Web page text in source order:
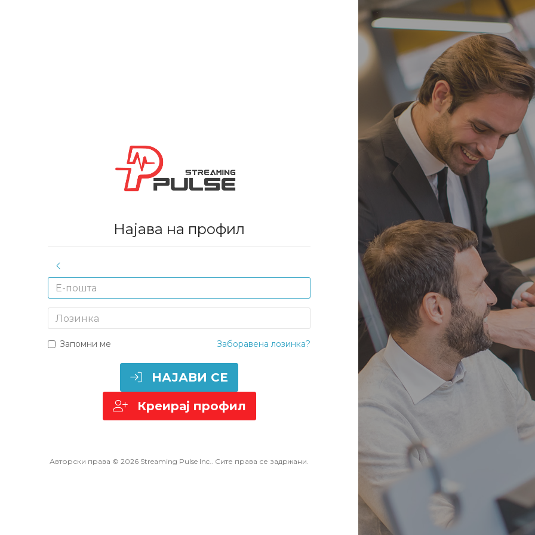
Најава на профил
Е-пошта
Лозинка
Запомни ме Заборавена лозинка?
НАЈАВИ СЕ
Креирај профил
Авторски права © 2026 Streaming Pulse Inc.. Сите права се задржани.